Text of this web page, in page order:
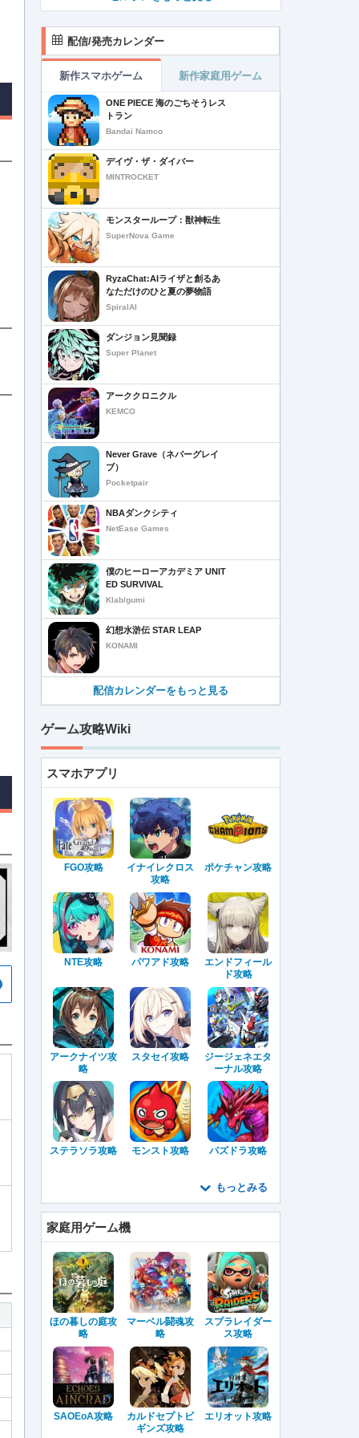
配信/発売カレンダー
新作スマホゲーム 新作家庭用ゲーム
ONE PIECE 海のごちそうレス
トラン
Bandai Namco
デイヴ・ザ・ダイバー
MINTROCKET
モンスターループ：獣神転生
SuperNova Game
RyzaChat:AIライザと創るあ
なただけのひと夏の夢物語
SpiralAI
ダンジョン見聞録
Super Planet
アーククロニクル
KEMCO
Never Grave（ネバーグレイ
ブ）
Pocketpair
NBAダンクシティ
NetEase Games
僕のヒーローアカデミア UNIT
ED SURVIVAL
Klab/gumi
幻想水滸伝 STAR LEAP
KONAMI
配信カレンダーをもっと見る
ゲーム攻略Wiki
スマホアプリ
FGO攻略
イナイレクロス
攻略
ポケチャン攻略
NTE攻略 パワアド攻略
エンドフィール
ド攻略
アークナイツ攻
略
スタセイ攻略
ジージェネエタ
ーナル攻略
ステラソラ攻略 モンスト攻略 パズドラ攻略
もっとみる
家庭用ゲーム機
ほの暮しの庭攻
略
マーベル闘魂攻
略
スプラレイダー
ス攻略
SAOEoA攻略
カルドセプトビ
ギンズ攻略
エリオット攻略